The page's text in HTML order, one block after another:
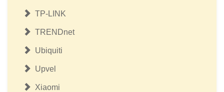
TP-LINK
TRENDnet
Ubiquiti
Upvel
Xiaomi